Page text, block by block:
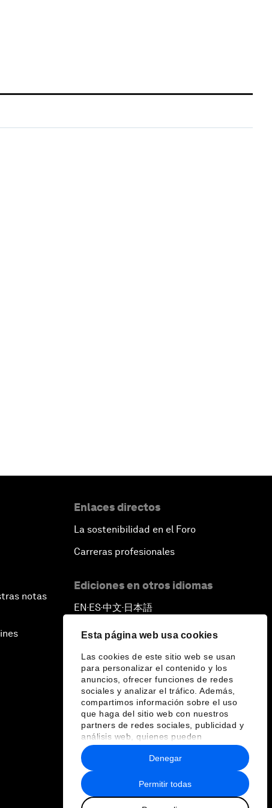
Esta página web usa cookies
Las cookies de este sitio web se usan
para personalizar el contenido y los
anuncios, ofrecer funciones de redes
sociales y analizar el tráfico. Además,
compartimos información sobre el uso
que haga del sitio web con nuestros
partners de redes sociales, publicidad y
análisis web, quienes pueden
combinarla con otra información que les
haya proporcionado o que hayan
recopilado a partir del uso que haya
hecho de sus servicios.
Permitir todas
Denegar
notas
Enlaces directos
La sostenibilidad en el Foro
Carreras profesionales
Ediciones en otros idiomas
EN ▪ ES▪中文▪ 日本語